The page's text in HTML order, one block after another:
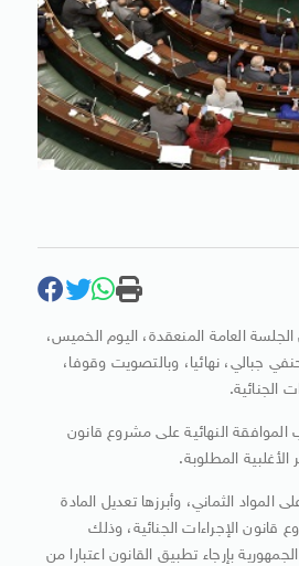
العامة المنعقدة، اليوم الخميس،
جبالي، نهائيا، وبالتصويت وقوفا،
الجنائية.
النهائية على مشروع قانون
الأغلبية المطلوبة.
المواد الثماني، وأبرزها تعديل المادة
الإجراءات الجنائية، وذلك
بإرجاء تطبيق القانون اعتبارا من